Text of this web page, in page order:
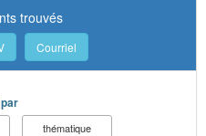
trouvés
Courriel
thématique